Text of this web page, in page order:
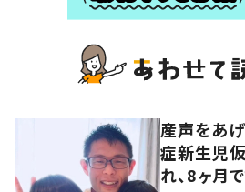
産声をあ
症新生児
れ、8ヶ月